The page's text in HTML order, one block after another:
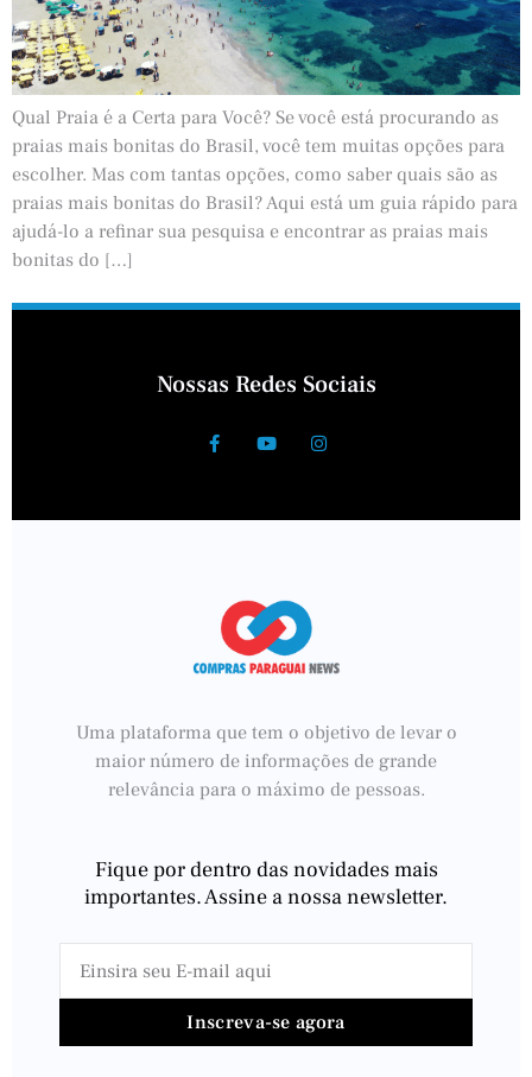
Qual Praia é a Certa para Você? Se você está procurando as
praias mais bonitas do Brasil, você tem muitas opções para
escolher. Mas com tantas opções, como saber quais são as
praias mais bonitas do Brasil? Aqui está um guia rápido para
ajudá-lo a refinar sua pesquisa e encontrar as praias mais
bonitas do […]
Nossas Redes Sociais
Uma plataforma que tem o objetivo de levar o
maior número de informações de grande
relevância para o máximo de pessoas.
Fique por dentro das novidades mais
importantes. Assine a nossa newsletter.
Inscreva-se agora